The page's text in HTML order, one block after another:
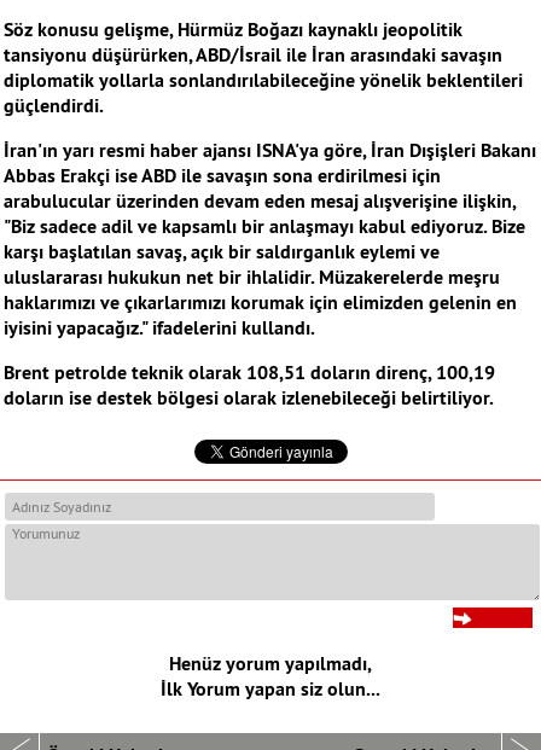
Söz konusu gelişme, Hürmüz Boğazı kaynaklı jeopolitik
tansiyonu düşürürken, ABD/İsrail ile İran arasındaki savaşın
diplomatik yollarla sonlandırılabileceğine yönelik beklentileri
güçlendirdi.
İran'ın yarı resmi haber ajansı ISNA'ya göre, İran Dışişleri Bakanı
Abbas Erakçi ise ABD ile savaşın sona erdirilmesi için
arabulucular üzerinden devam eden mesaj alışverişine ilişkin,
"Biz sadece adil ve kapsamlı bir anlaşmayı kabul ediyoruz. Bize
karşı başlatılan savaş, açık bir saldırganlık eylemi ve
uluslararası hukukun net bir ihlalidir. Müzakerelerde meşru
haklarımızı ve çıkarlarımızı korumak için elimizden gelenin en
iyisini yapacağız." ifadelerini kullandı.
Brent petrolde teknik olarak 108,51 doların direnç, 100,19
doların ise destek bölgesi olarak izlenebileceği belirtiliyor.
Henüz yorum yapılmadı,
İlk Yorum yapan siz olun...